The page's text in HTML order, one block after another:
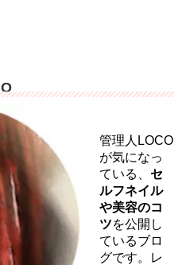
管理人LOCO
が気になっ
ている、 セ
ルフネイル
や美容のコ
ツを公開し
ているブロ
グです。レ